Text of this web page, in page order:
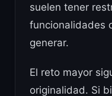
suelen tener
funcionalidades
generar.
El reto mayor
originalidad. Si